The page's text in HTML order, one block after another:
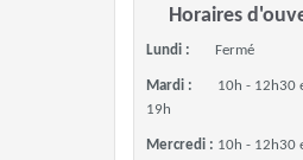
Horaires
Lundi : Fermé
Mardi :
10h - 12h30
19h
Mercredi : 10h - 12h30